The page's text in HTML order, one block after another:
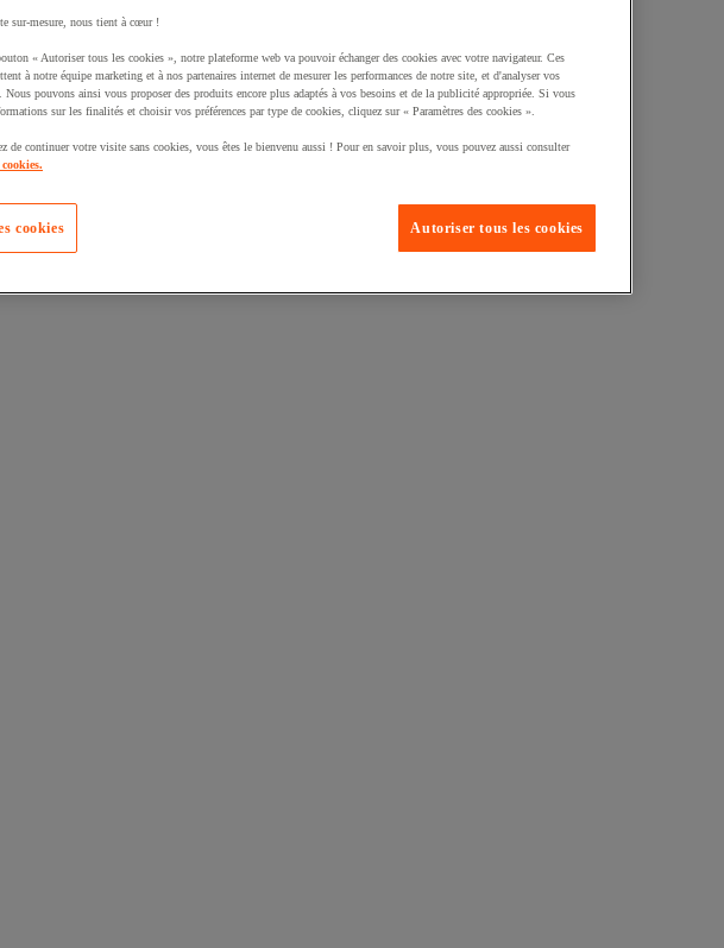
produit à votre panier :
sur-mesure, nous tient à cœur !
« Autoriser tous les cookies », notre plateforme web va pouvoir échanger des cookies avec votre navigateur. Ces
à notre équipe marketing et à nos partenaires internet de mesurer les performances de notre site, et d'analyser vos
Nous pouvons ainsi vous proposer des produits encore plus adaptés à vos besoins et de la publicité appropriée. Si vous
sur les finalités et choisir vos préférences par type de cookies, cliquez sur « Paramètres des cookies ».
de continuer votre visite sans cookies, vous êtes le bienvenu aussi ! Pour en savoir plus, vous pouvez aussi consulter
Autoriser tous les cookies
cookies